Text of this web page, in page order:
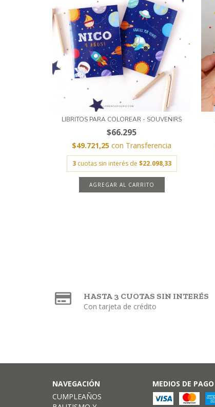
LIBRITOS PARA COLOREAR - SOUVENIRS
$66.295
$49.721,25 con Transferencia
3 cuotas sin interés de $22.098,33
AGREGAR AL CARRITO
HASTA 3 CUOTAS SIN INTERÉS
Con tarjeta de crédito
NAVEGACIÓN
CUMPLEAÑOS
MEDIOS DE PAGO